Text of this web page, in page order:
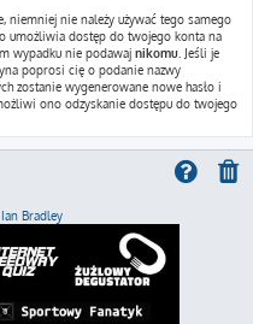
niemniej nie należy używać tego samego
umożliwia dostęp do twojego konta na
wypadku nie podawaj nikomu . Jeśli je
poprosi cię o podanie nazwy
zostanie wygenerowane nowe hasło i
ono odzyskanie dostępu do twojego
Ian Bradley